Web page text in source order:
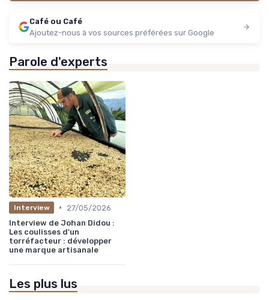
Café ou Café
Ajoutez-nous à vos sources préférées sur Google
Parole d'experts
Interview •
27/05/2026
Interview de Johan Didou :
Les coulisses d'un
torréfacteur : développer
une marque artisanale
Les plus lus